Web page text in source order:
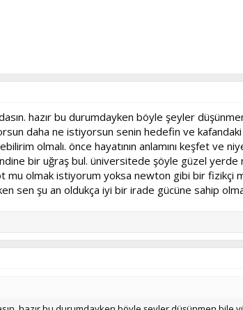
hazır bu durumdayken böyle şeyler
daha ne istiyorsun senin hedefin ve
olmalı. önce hayatının anlamını keşfet ve
bir uğraş bul. üniversitede şöyle güzel
mu olmak istiyorum yoksa newton gibi bir
sen şu an oldukça iyi bir irade gücüne sahip